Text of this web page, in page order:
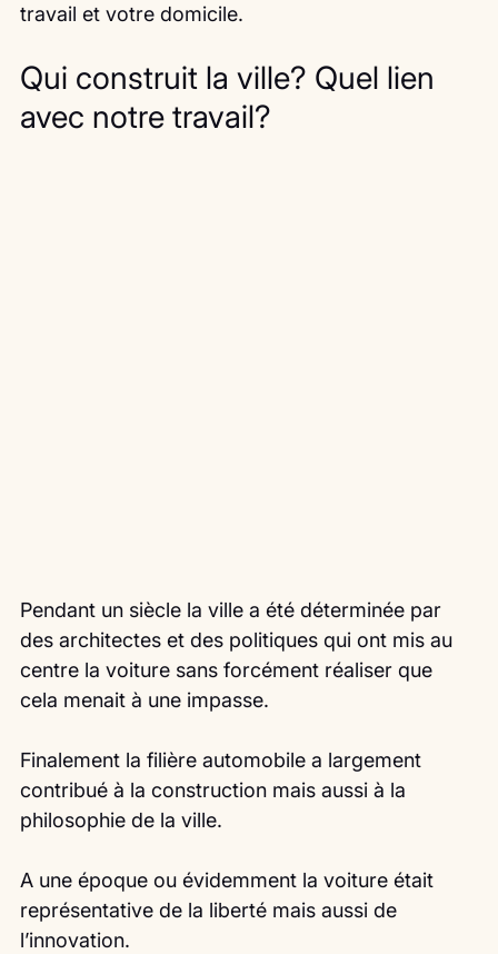
travail et votre domicile.
Qui construit la ville? Quel lien
avec notre travail?
Pendant un siècle la ville a été déterminée par
des architectes et des politiques qui ont mis au
centre la voiture sans forcément réaliser que
cela menait à une impasse.
Finalement la filière automobile a largement
contribué à la construction mais aussi à la
philosophie de la ville.
A une époque ou évidemment la voiture était
représentative de la liberté mais aussi de
l’innovation.